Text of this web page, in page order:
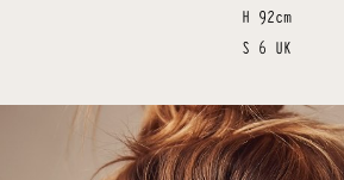
H 92cm
S 6 UK